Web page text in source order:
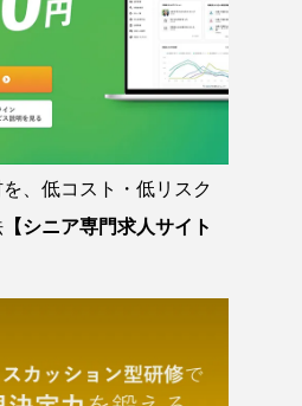
、低コスト・低リスク
【シニア専門求人サイト